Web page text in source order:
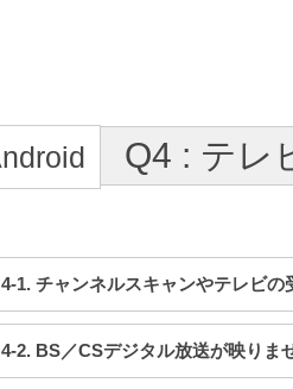
Q4 : テレ
4-1. チャンネルスキャンやテレビの
4-2. BS／CSデジタル放送が映りま